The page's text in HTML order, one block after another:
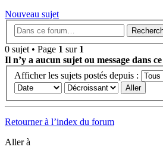
Nouveau sujet
0 sujet • Page 1 sur 1
Il n’y a aucun sujet ou message dans
Afficher les sujets postés depuis :
Retourner à l’index du forum
Aller à